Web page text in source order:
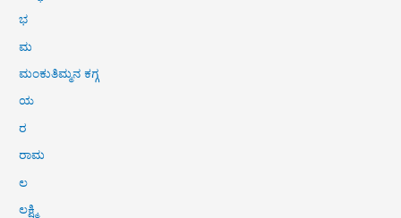
ಭ
ಮ
ಮಂಕುತಿಮ್ಮನ ಕಗ್ಗ
ಯ
ರ
ರಾಮ
ಲ
ಲಕ್ಷ್ಮಿ